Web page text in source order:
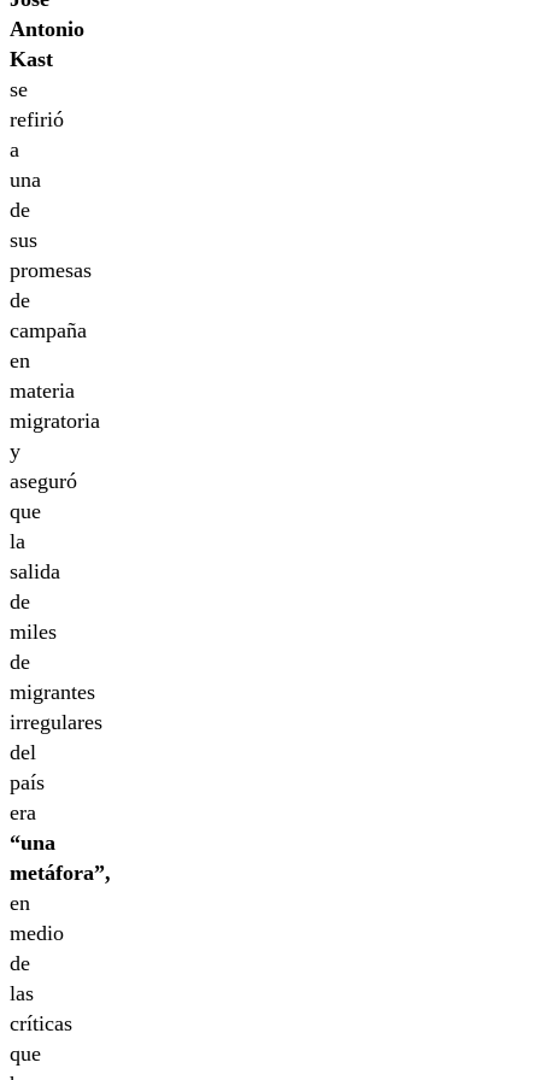
Antonio
Kast
se
refirió
a
una
de
sus
promesas
de
campaña
en
materia
migratoria
y
aseguró
que
la
salida
de
miles
de
migrantes
irregulares
del
país
era
“una
metáfora”,
en
medio
de
las
críticas
que